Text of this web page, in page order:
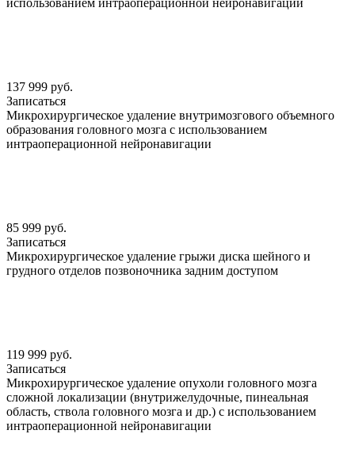
137 999 руб.
Записаться
Микрохирургическое удаление внутримозгового объемного
образования головного мозга с использованием
интраоперационной нейронавигации
85 999 руб.
Записаться
Микрохирургическое удаление грыжи диска шейного и
грудного отделов позвоночника задним доступом
119 999 руб.
Записаться
Микрохирургическое удаление опухоли головного мозга
сложной локализации (внутрижелудочные, пинеальная
область, ствола головного мозга и др.) с использованием
интраоперационной нейронавигации